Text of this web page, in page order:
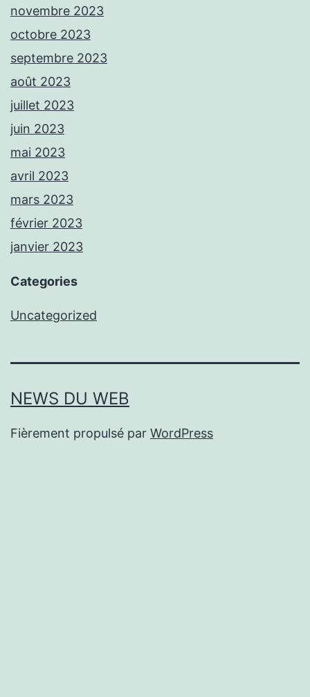
novembre 2023
octobre 2023
septembre 2023
août 2023
juillet 2023
juin 2023
mai 2023
avril 2023
mars 2023
février 2023
janvier 2023
Categories
Uncategorized
NEWS DU WEB
Fièrement propulsé par WordPress